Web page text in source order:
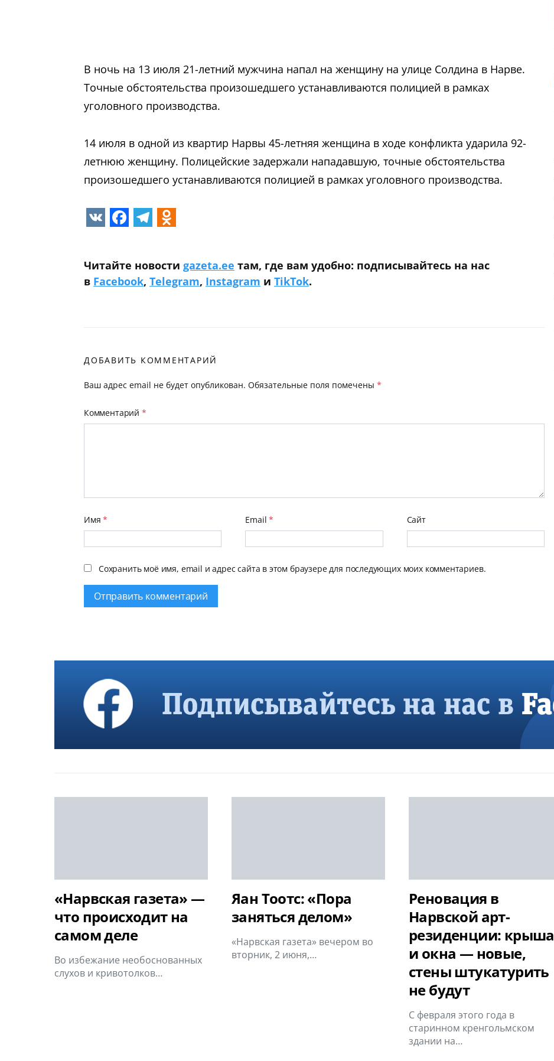
В ночь на 13 июля 21-летний мужчина напал на женщину на улице Солдина в Нарве.
Точные обстоятельства произошедшего устанавливаются полицией в рамках
уголовного производства.
14 июля в одной из квартир Нарвы 45-летняя женщина в ходе конфликта ударила 92-
летнюю женщину. Полицейские задержали нападавшую, точные обстоятельства
произошедшего устанавливаются полицией в рамках уголовного производства.
VK Facebook
Telegram
Читайте новостиgazeta.ee там, где вам удобно: подписывайтесь на нас
в Facebook,Telegram, Instagram иTikTok.
ДОБАВИТЬ КОММЕНТАРИЙ
Ваш адрес email не будет опубликован. Обязательные поля помечены*
Комментарий *
Имя* Email* Сайт
Сохранить моё имя, email и адрес сайта в этом браузере для последующих моих комментариев.
«Нарвская газета» —
что происходит на
самом деле
Во избежание необоснованных
слухов и кривотолков…
Яан Тоотс: «Пора
заняться делом»
«Нарвская газета» вечером во
вторник, 2 июня,…
Реновация в
Нарвской арт-
резиденции: крыша
и окна — новые,
стены штукатурить
не будут
С февраля этого года в
старинном кренгольмском
здании на…